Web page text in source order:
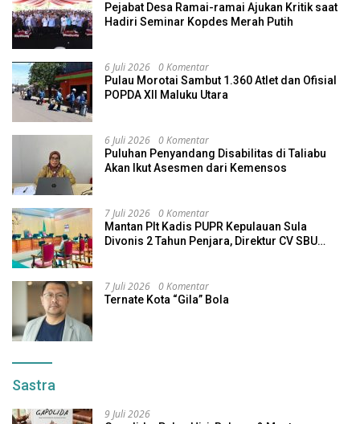
Pejabat Desa Ramai-ramai Ajukan Kritik saat
Hadiri Seminar Kopdes Merah Putih
6 Juli 2026 0 Komentar
Pulau Morotai Sambut 1.360 Atlet dan Ofisial
POPDA XII Maluku Utara
6 Juli 2026 0 Komentar
Puluhan Penyandang Disabilitas di Taliabu
Akan Ikut Asesmen dari Kemensos
7 Juli 2026 0 Komentar
Mantan Plt Kadis PUPR Kepulauan Sula
Divonis 2 Tahun Penjara, Direktur CV SBU
7 Juli 2026 0 Komentar
Ternate Kota “Gila” Bola
Sastra
9 Juli 2026